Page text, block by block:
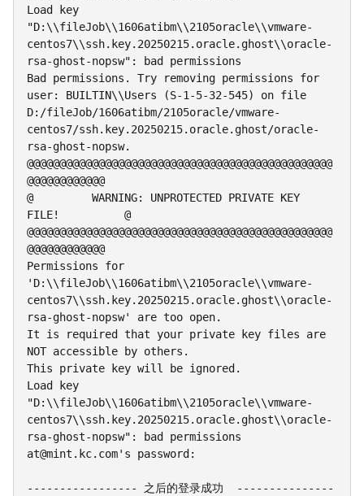
Load key
"D:\\fileJob\\1606atibm\\2105oracle\\vmware-
centos7\\ssh.key.20250215.oracle.ghost\\oracle-
rsa-ghost-nopsw": bad permissions
Bad permissions. Try removing permissions for
user: BUILTIN\\Users (S-1-5-32-545) on file
D:/fileJob/1606atibm/2105oracle/vmware-
centos7/ssh.key.20250215.oracle.ghost/oracle-
rsa-ghost-nopsw.
@@@@@@@@@@@@@@@@@@@@@@@@@@@@@@@@@@@@@@@@@@@@@@@
@@@@@@@@@@@@
@         WARNING: UNPROTECTED PRIVATE KEY
FILE!          @
@@@@@@@@@@@@@@@@@@@@@@@@@@@@@@@@@@@@@@@@@@@@@@@
@@@@@@@@@@@@
Permissions for
'D:\\fileJob\\1606atibm\\2105oracle\\vmware-
centos7\\ssh.key.20250215.oracle.ghost\\oracle-
rsa-ghost-nopsw' are too open.
It is required that your private key files are
NOT accessible by others.
This private key will be ignored.
Load key
"D:\\fileJob\\1606atibm\\2105oracle\\vmware-
centos7\\ssh.key.20250215.oracle.ghost\\oracle-
rsa-ghost-nopsw": bad permissions
at@mint.kc.com's password:
----------------- 之后的登录成功  ---------------